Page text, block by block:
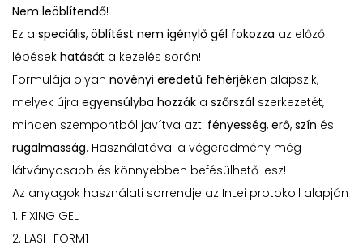
Nem leöblítendő!
Ez a speciális, öblítést nem igénylő gél fokozza az előző
lépések hatását a kezelés során!
Formulája olyan növényi eredetű fehérjéken alapszik,
melyek újra egyensúlyba hozzák a szőrszál szerkezetét,
minden szempontból javítva azt: fényesség, erő, szín és
rugalmasság. Használatával a végeredmény még
látványosabb és könnyebben befésülhető lesz!
Az anyagok használati sorrendje az InLei protokoll alapján
1. FIXING GEL
2. LASH FORM1